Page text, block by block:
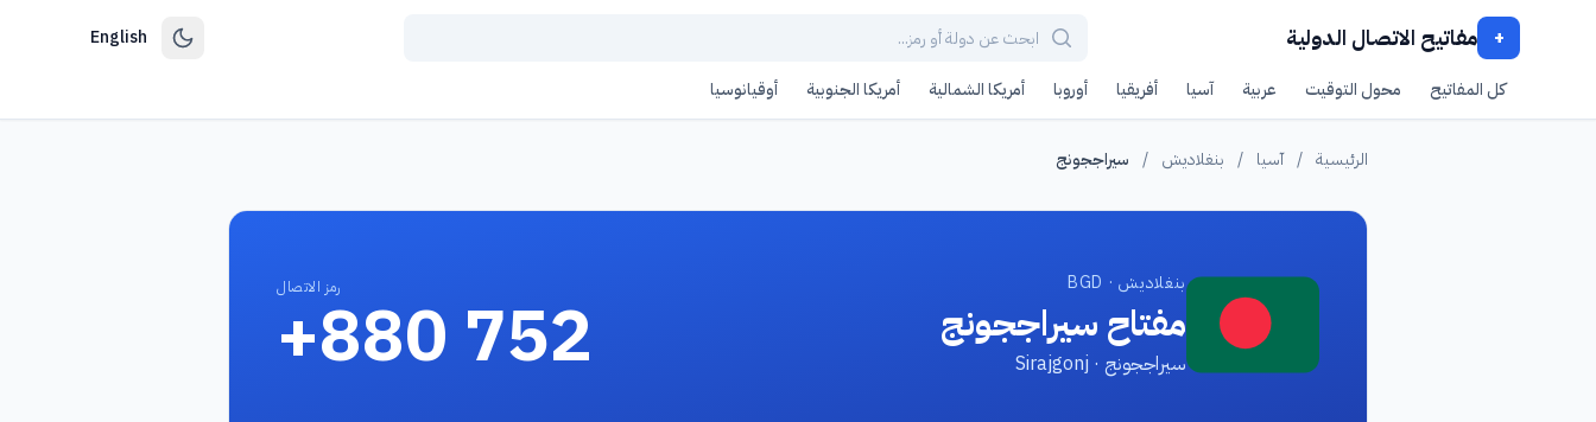
+ مفاتيح الاتصال الدولية English
كل المفاتيح محول التوقيت عربية آسيا أفريقيا أوروبا أمريكا الشمالية أمريكا الجنوبية أوقيانوسيا
الرئيسية / آسيا / بنغلاديش / سيراججونج
بنغلاديش · BGD
مفتاح سيراججونج
سيراججونج · Sirajgonj
رمز الاتصال
+880 752